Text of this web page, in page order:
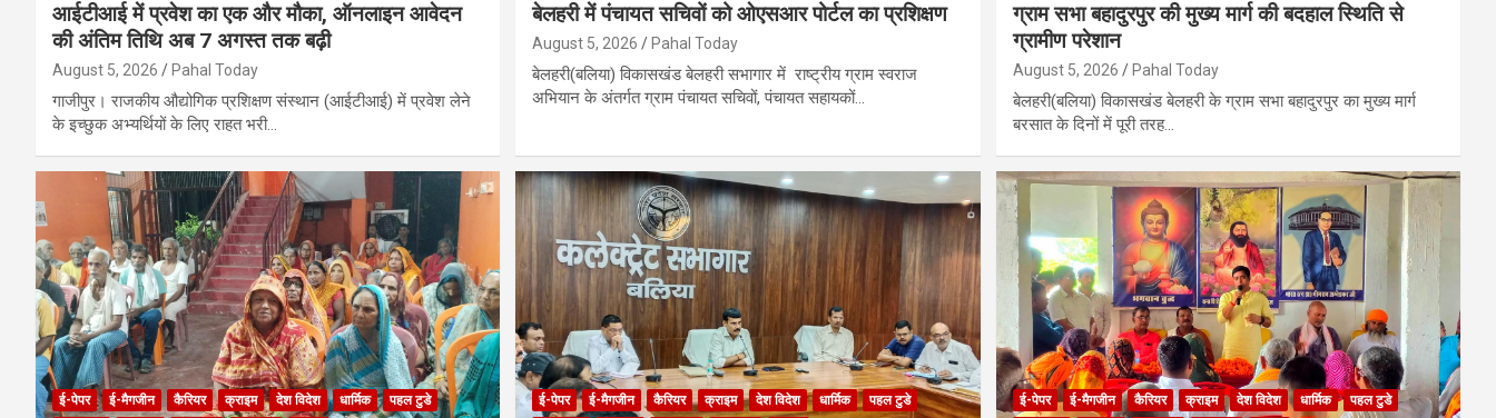
आईटीआई में प्रवेश का एक और मौका, ऑनलाइन आवेदन
की अंतिम तिथि अब 7 अगस्त तक बढ़ी
August 5, 2026 Pahal Today
गाजीपुर। राजकीय औद्योगिक प्रशिक्षण संस्थान (आईटीआई) में प्रवेश लेने
के इच्छुक अभ्यर्थियों के लिए राहत भरी…
बेलहरी में पंचायत सचिवों को ओएसआर पोर्टल का प्रशिक्षण
August 5, 2026 Pahal Today
बेलहरी(बलिया) विकासखंड बेलहरी सभागार में राष्ट्रीय ग्राम स्वराज
अभियान के अंतर्गत ग्राम पंचायत सचिवों, पंचायत सहायकों…
ग्राम सभा बहादुरपुर की मुख्य मार्ग की बदहाल स्थिति से
ग्रामीण परेशान
August 5, 2026 Pahal Today
बेलहरी(बलिया) विकासखंड बेलहरी के ग्राम सभा बहादुरपुर का मुख्य मार्ग
बरसात के दिनों में पूरी तरह…
ई-पेपर ई-मैगजीन कैरियर क्राइम देश विदेश धार्मिक
पहल टुडे
ई-पेपर ई-मैगजीन कैरियर क्राइम देश विदेश धार्मिक
पहल टुडे
ई-पेपर ई-मैगजीन कैरियर क्राइम देश विदेश धार्मिक
पहल टुडे